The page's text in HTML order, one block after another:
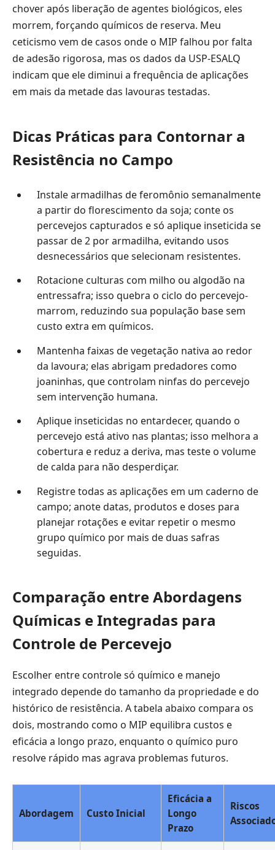
chover após liberação de agentes biológicos, eles
morrem, forçando químicos de reserva. Meu
ceticismo vem de casos onde o MIP falhou por falta
de adesão rigorosa, mas os dados da USP-ESALQ
indicam que ele diminui a frequência de aplicações
em mais da metade das lavouras testadas.
Dicas Práticas para Contornar a
Resistência no Campo
Instale armadilhas de feromônio semanalmente
a partir do florescimento da soja; conte os
percevejos capturados e só aplique inseticida se
passar de 2 por armadilha, evitando usos
desnecessários que selecionam resistentes.
Rotacione culturas com milho ou algodão na
entressafra; isso quebra o ciclo do percevejo-
marrom, reduzindo sua população base sem
custo extra em químicos.
Mantenha faixas de vegetação nativa ao redor
da lavoura; elas abrigam predadores como
joaninhas, que controlam ninfas do percevejo
sem intervenção humana.
Aplique inseticidas no entardecer, quando o
percevejo está ativo nas plantas; isso melhora a
cobertura e reduz a deriva, mas teste o volume
de calda para não desperdiçar.
Registre todas as aplicações em um caderno de
campo; anote datas, produtos e doses para
planejar rotações e evitar repetir o mesmo
grupo químico por mais de duas safras
seguidas.
Comparação entre Abordagens
Químicas e Integradas para
Controle de Percevejo
Escolher entre controle só químico e manejo
integrado depende do tamanho da propriedade e do
histórico de resistência. A tabela abaixo compara os
dois, mostrando como o MIP equilibra custos e
eficácia a longo prazo, enquanto o químico puro
resolve rápido mas agrava problemas futuros.
Abordagem Custo Inicial
Eficácia a
Longo
Prazo
Riscos